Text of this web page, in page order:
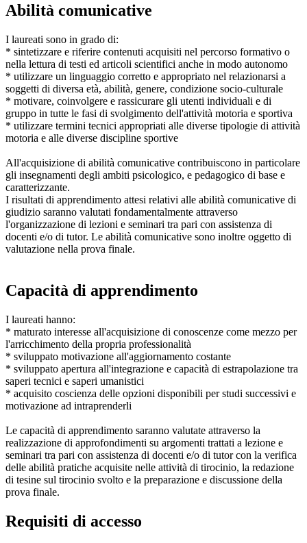
Abilità comunicative
I laureati sono in grado di:
* sintetizzare e riferire contenuti acquisiti nel percorso formativo o
nella lettura di testi ed articoli scientifici anche in modo autonomo
* utilizzare un linguaggio corretto e appropriato nel relazionarsi a
soggetti di diversa età, abilità, genere, condizione socio-culturale
* motivare, coinvolgere e rassicurare gli utenti individuali e di
gruppo in tutte le fasi di svolgimento dell'attività motoria e sportiva
* utilizzare termini tecnici appropriati alle diverse tipologie di attività
motoria e alle diverse discipline sportive
All'acquisizione di abilità comunicative contribuiscono in particolare
gli insegnamenti degli ambiti psicologico, e pedagogico di base e
caratterizzante.
I risultati di apprendimento attesi relativi alle abilità comunicative di
giudizio saranno valutati fondamentalmente attraverso
l'organizzazione di lezioni e seminari tra pari con assistenza di
docenti e/o di tutor. Le abilità comunicative sono inoltre oggetto di
valutazione nella prova finale.
Capacità di apprendimento
I laureati hanno:
* maturato interesse all'acquisizione di conoscenze come mezzo per
l'arricchimento della propria professionalità
* sviluppato motivazione all'aggiornamento costante
* sviluppato apertura all'integrazione e capacità di estrapolazione tra
saperi tecnici e saperi umanistici
* acquisito coscienza delle opzioni disponibili per studi successivi e
motivazione ad intraprenderli
Le capacità di apprendimento saranno valutate attraverso la
realizzazione di approfondimenti su argomenti trattati a lezione e
seminari tra pari con assistenza di docenti e/o di tutor con la verifica
delle abilità pratiche acquisite nelle attività di tirocinio, la redazione
di tesine sul tirocinio svolto e la preparazione e discussione della
prova finale.
Requisiti di accesso